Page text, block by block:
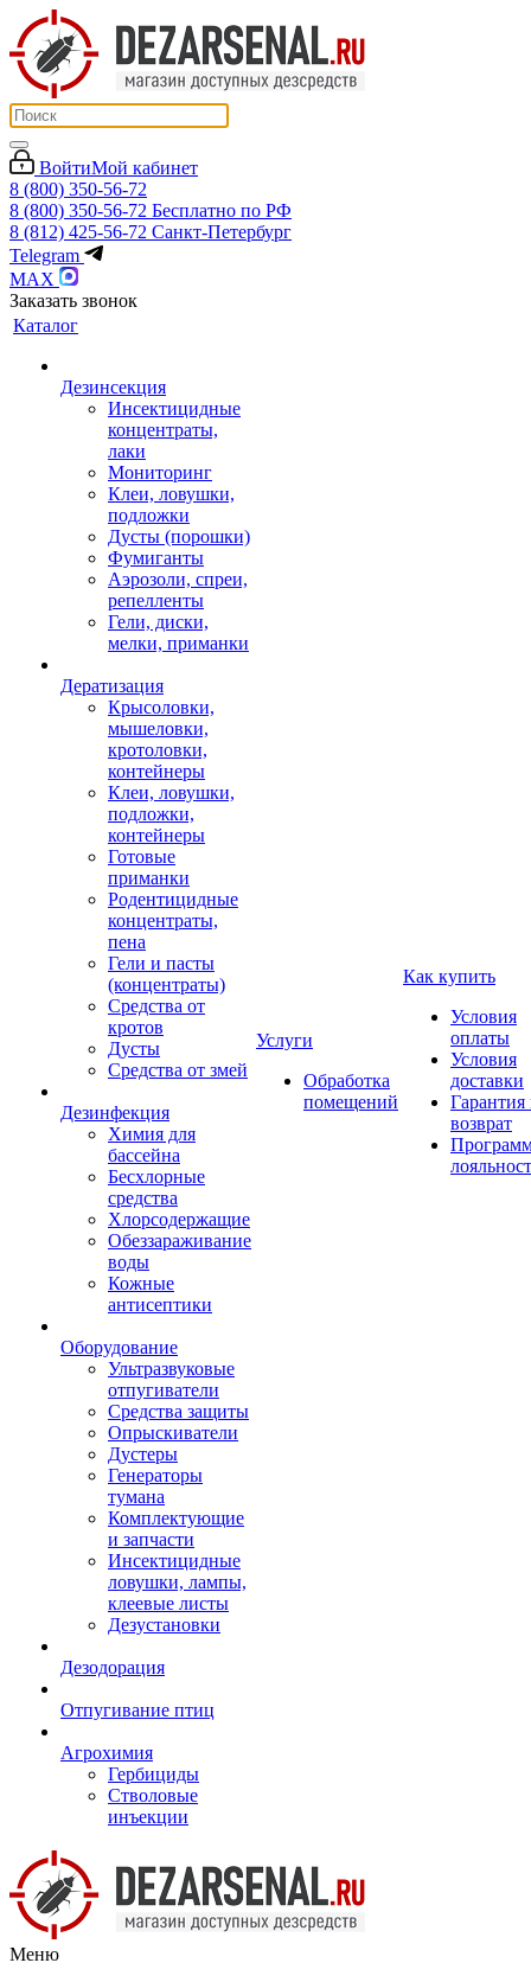
ВойтиМой кабинет
8 (800) 350-56-72
8 (800) 350-56-72 Бесплатно по РФ
8 (812) 425-56-72 Санкт-Петербург
Telegram
MAX
Заказать звонок
Каталог
Дезинсекция
Инсектицидные
концентраты,
лаки
Мониторинг
Клеи, ловушки,
подложки
Дусты (порошки)
Фумиганты
Аэрозоли, спреи,
репелленты
Гели, диски,
мелки, приманки
Дератизация
Крысоловки,
мышеловки,
кротоловки,
контейнеры
Клеи, ловушки,
подложки,
контейнеры
Готовые
приманки
Родентицидные
концентраты,
пена
Гели и пасты
(концентраты)
Средства от
кротов
Дусты
Средства от змей
Дезинфекция
Химия для
бассейна
Бесхлорные
средства
Хлорсодержащие
Обеззараживание
воды
Кожные
антисептики
Оборудование
Ультразвуковые
отпугиватели
Средства защиты
Опрыскиватели
Дустеры
Генераторы
тумана
Комплектующие
и запчасти
Инсектицидные
ловушки, лампы,
клеевые листы
Дезустановки
Дезодорация
Отпугивание птиц
Агрохимия
Гербициды
Стволовые
инъекции
Услуги
Обработка
помещений
Как купить
Условия
оплаты
Условия
доставки
Гарантия
возврат
Меню